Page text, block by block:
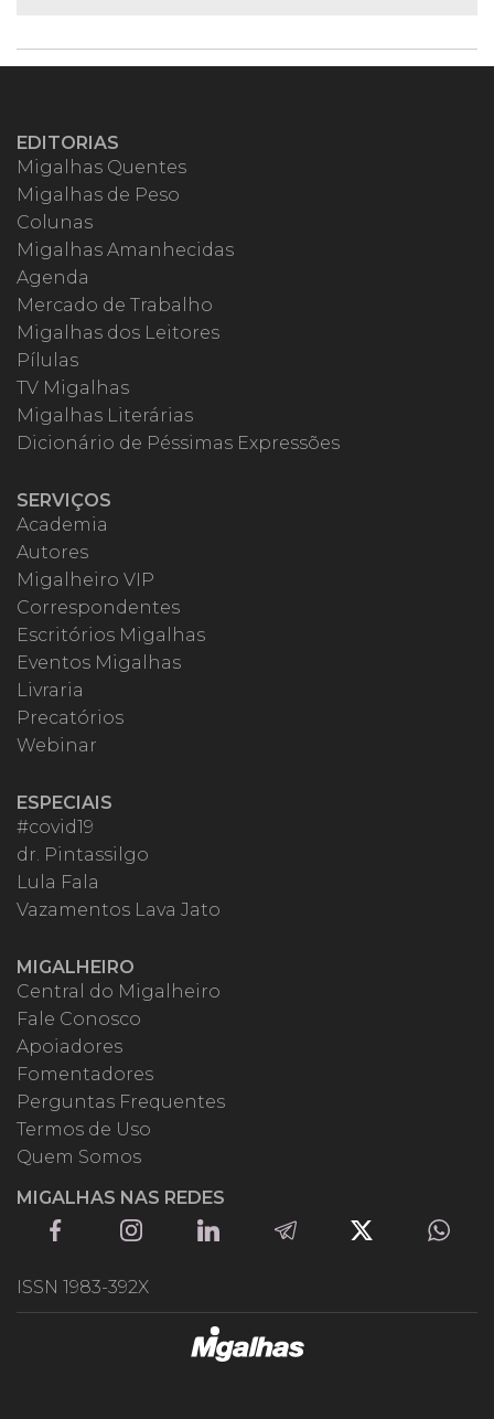
EDITORIAS
Migalhas Quentes
Migalhas de Peso
Colunas
Migalhas Amanhecidas
Agenda
Mercado de Trabalho
Migalhas dos Leitores
Pílulas
TV Migalhas
Migalhas Literárias
Dicionário de Péssimas Expressões
SERVIÇOS
Academia
Autores
Migalheiro VIP
Correspondentes
Escritórios Migalhas
Eventos Migalhas
Livraria
Precatórios
Webinar
ESPECIAIS
#covid19
dr. Pintassilgo
Lula Fala
Vazamentos Lava Jato
MIGALHEIRO
Central do Migalheiro
Fale Conosco
Apoiadores
Fomentadores
Perguntas Frequentes
Termos de Uso
Quem Somos
MIGALHAS NAS REDES
ISSN 1983-392X